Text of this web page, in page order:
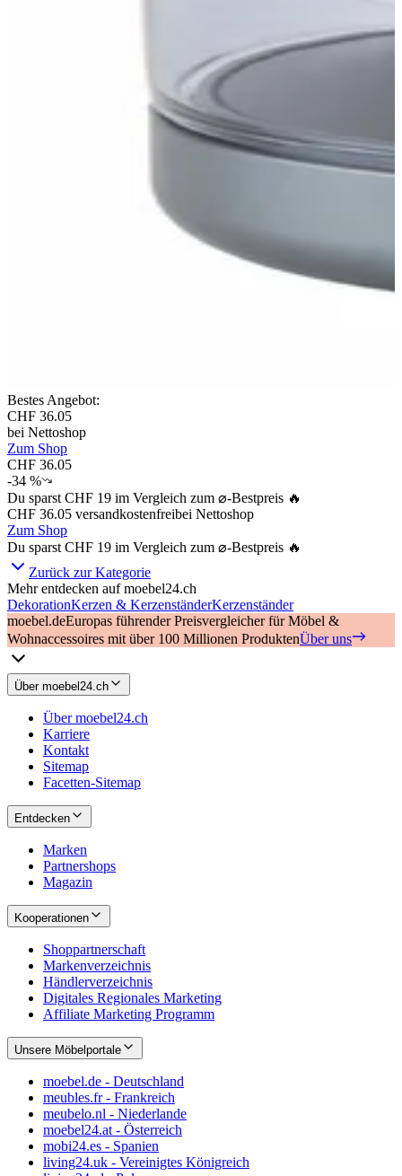
Bestes Angebot:
CHF 36.05
bei Nettoshop
Zum Shop
CHF 36.05
-34 %
Du sparst CHF 19 im Vergleich zum ⌀-Bestpreis 🔥
CHF 36.05 versandkostenfreibei Nettoshop
Zum Shop
Du sparst CHF 19 im Vergleich zum ⌀-Bestpreis 🔥
Zurück zur Kategorie
Mehr entdecken auf moebel24.ch
DekorationKerzen & KerzenständerKerzenständer
moebel.deEuropas führender Preisvergleicher für Möbel &
Wohnaccessoires mit über 100 Millionen ProduktenÜber uns
Über moebel24.ch
Über moebel24.ch
Karriere
Kontakt
Sitemap
Facetten-Sitemap
Entdecken
Marken
Partnershops
Magazin
Kooperationen
Shoppartnerschaft
Markenverzeichnis
Händlerverzeichnis
Digitales Regionales Marketing
Affiliate Marketing Programm
Unsere Möbelportale
moebel.de - Deutschland
meubles.fr - Frankreich
meubelo.nl - Niederlande
moebel24.at - Österreich
mobi24.es - Spanien
living24.uk - Vereinigtes Königreich